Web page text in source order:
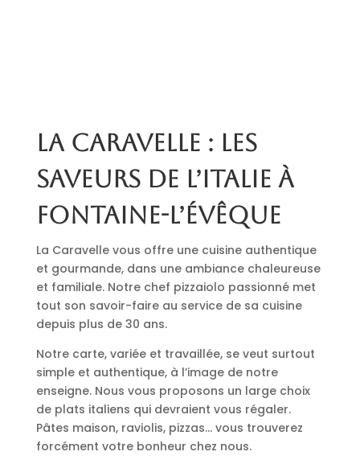
La Caravelle : les
saveurs de l’Italie à
Fontaine-l’Évêque
La Caravelle vous offre une cuisine authentique
et gourmande, dans une ambiance chaleureuse
et familiale. Notre chef pizzaiolo passionné met
tout son savoir-faire au service de sa cuisine
depuis plus de 30 ans.
Notre carte, variée et travaillée, se veut surtout
simple et authentique, à l’image de notre
enseigne. Nous vous proposons un large choix
de plats italiens qui devraient vous régaler.
Pâtes maison, raviolis, pizzas… vous trouverez
forcément votre bonheur chez nous.